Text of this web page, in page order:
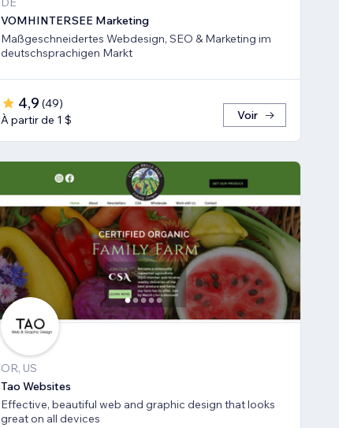
VOMHINTERSEE Marketing
Maßgeschneidertes Webdesign, SEO & Marketing im
deutschsprachigen Markt
4,9 (49)
À partir de 1 $
Voir
OR, US
Tao Websites
Effective, beautiful web and graphic design that looks
great on all devices